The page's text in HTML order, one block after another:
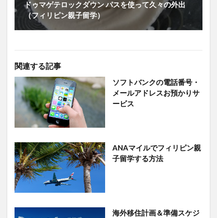
ドゥマゲテロックダウン パスを使って久々の外出
（フィリピン親子留学）
関連する記事
ソフトバンクの電話番号・
メールアドレスお預かりサ
ービス
ANAマイルでフィリピン親
子留学する方法
海外移住計画＆準備スケジ